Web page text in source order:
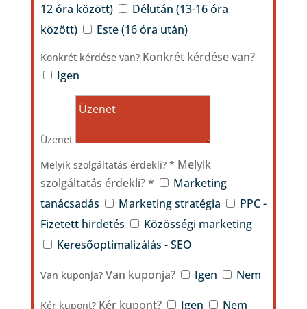
12 óra között)
Délután (13-16 óra
között)
Este (16 óra után)
Konkrét kérdése van? Konkrét kérdése van?
Igen
Üzenet
Melyik szolgáltatás érdekli? * Melyik
szolgáltatás érdekli? *
Marketing
tanácsadás
Marketing stratégia
PPC -
Fizetett hirdetés
Közösségi marketing
Keresőoptimalizálás - SEO
Van kuponja? Van kuponja? Igen Nem
Kér kupont? Kér kupont? Igen Nem